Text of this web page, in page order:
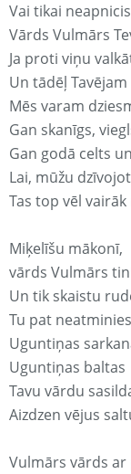
Vai tikai
Vārds Vulmārs
Ja proti viņu
Un tādēļ Tavējam
Mēs varam
Gan skanīgs,
Gan godā celts
Lai, mūžu
Tas top vēl
Miķelīšu mākonī,
vārds Vulmārs
Un tik skaistu
Tu pat
Uguntiņas
Uguntiņas baltas
Tavu vārdu
Aizdzen vējus
Vulmārs vārds ar